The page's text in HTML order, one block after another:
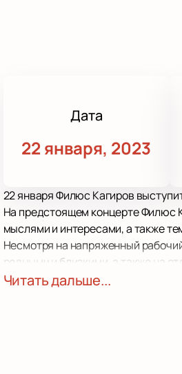
Дата
22 января, 2023
22 января Филюс Кагиров
На предстоящем концерте Филюс
мыслями и интересами, а также
Несмотря на напряженный
родными и близкими, а также на
У вас есть уникальная
Читать дальше...